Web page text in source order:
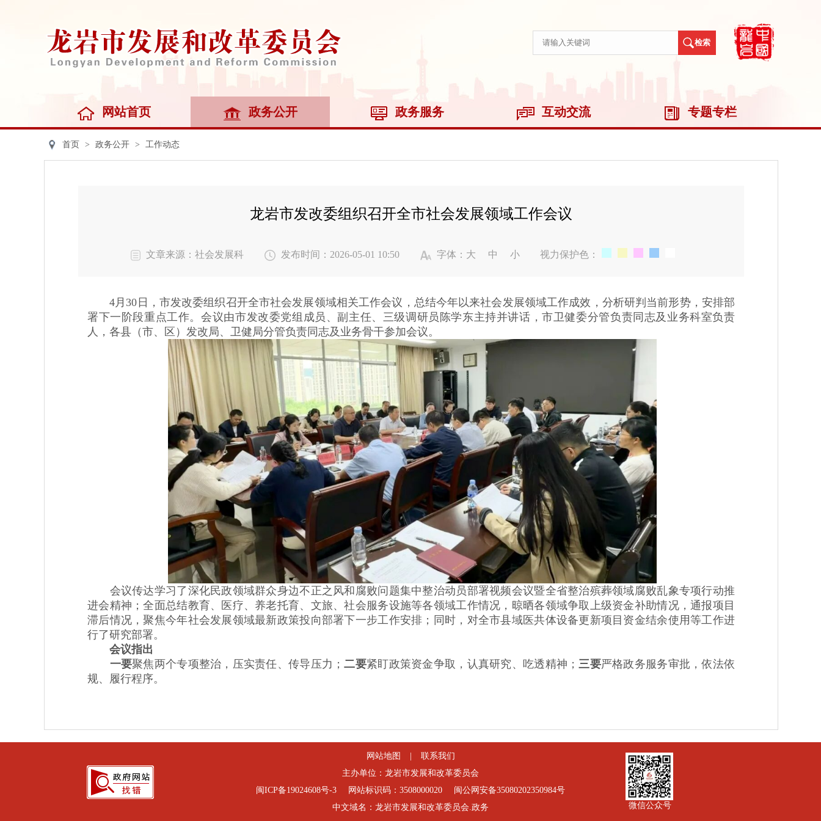
网站首页 政务公开 政务服务 互动交流 专题专栏
首页 > 政务公开 > 工作动态
龙岩市发改委组织召开全市社会发展领域工作会议
文章来源：社会发展科 发布时间：2026-05-01 10:50 字体： 大 中 小 视力保护色：
4月30日，市发改委组织召开全市社会发展领域相关工作会议，总结今年以来社会发展领域工作成效，分析研判当前形势，安排部
署下一阶段重点工作。会议由市发改委党组成员、副主任、三级调研员陈学东主持并讲话，市卫健委分管负责同志及业务科室负责
人，各县（市、区）发改局、卫健局分管负责同志及业务骨干参加会议。
会议传达学习了深化民政领域群众身边不正之风和腐败问题集中整治动员部署视频会议暨全省整治殡葬领域腐败乱象专项行动推
进会精神；全面总结教育、医疗、养老托育、文旅、社会服务设施等各领域工作情况，晾晒各领域争取上级资金补助情况，通报项目
滞后情况，聚焦今年社会发展领域最新政策投向部署下一步工作安排；同时，对全市县域医共体设备更新项目资金结余使用等工作进
行了研究部署。
会议指出
一要聚焦两个专项整治，压实责任、传导压力；二要紧盯政策资金争取，认真研究、吃透精神；三要严格政务服务审批，依法依
规、履行程序。
网站地图
联系我们
主办单位：龙岩市发展和改革委员会
闽ICP备19024608号-3
网站标识码：3508000020
闽公网安备35080202350984号
中文域名：龙岩市发展和改革委员会.政务
微信公众号